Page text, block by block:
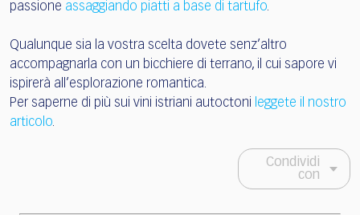
passione assaggiando piatti a base di tartufo.
Qualunque sia la vostra scelta dovete senz’altro
accompagnarla con un bicchiere di terrano, il cui sapore vi
ispirerà all’esplorazione romantica.
Per saperne di più sui vini istriani autoctoni
leggete il nostro
articolo.
Condividi
con